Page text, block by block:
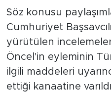
Söz konusu
Cumhuriyet
yürütülen
Öncel'in eyleminin
ilgili maddeleri
ettiği kanaatine